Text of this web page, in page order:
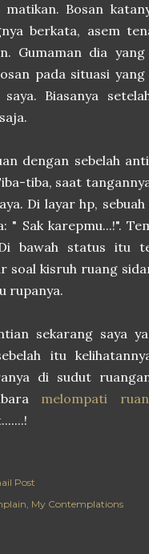
matikan. Bosan
berkata, asem
Gumaman dia
pada situasi
Biasanya
dengan sebelah
tiba, saat
Di layar hp,
" Sak karepmu...!".
bawah status itu
soal kisruh ruang
rupanya.
sekarang saya
itu
di sudut
melompati
Post
My Contemplations